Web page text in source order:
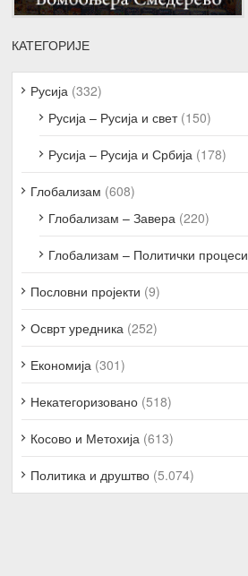
КАТЕГОРИЈЕ
Русија (332)
Русија – Русија и свет(150)
Русија – Русија и Србија (178)
Глобализам (608)
Глобализам – Завера (220)
Глобализам – Политички процеси
Пословни пројекти (9)
Осврт уредника (252)
Економија (301)
Некатегоризовано (518)
Косово и Метохија (613)
Политика и друштво (5.074)